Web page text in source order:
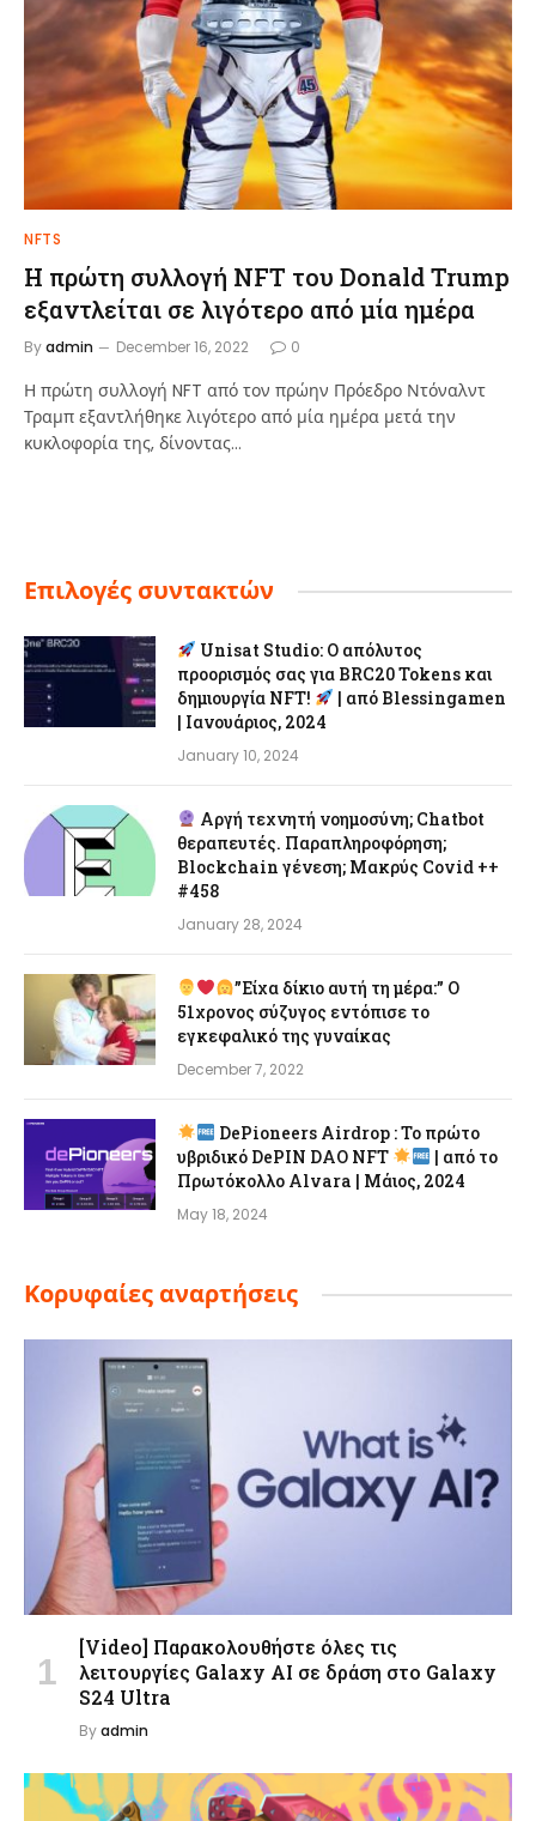
NFTS
Η πρώτη συλλογή NFT του Donald Trump
εξαντλείται σε λιγότερο από μία ημέρα
Byadmin December 16, 2022 0
Η πρώτη συλλογή NFT από τον πρώην Πρόεδρο Ντόναλντ
Τραμπ εξαντλήθηκε λιγότερο από μία ημέρα μετά την
κυκλοφορία της, δίνοντας…
Επιλογές συντακτών
Unisat Studio: Ο απόλυτος
προορισμός σας για BRC20 Tokens και
δημιουργία NFT!
| από Blessingamen
| Ιανουάριος, 2024
January 10, 2024
Αργή τεχνητή νοημοσύνη; Chatbot
θεραπευτές. Παραπληροφόρηση;
Blockchain γένεση; Μακρύς Covid ++
#458
January 28, 2024
”Είχα δίκιο αυτή τη μέρα:” Ο
51χρονος σύζυγος εντόπισε το
εγκεφαλικό της γυναίκας
December 7, 2022
DePioneers Airdrop : Το πρώτο
υβριδικό DePIN DAO NFT
| από το
Πρωτόκολλο Alvara | Μάιος, 2024
May 18, 2024
Κορυφαίες αναρτήσεις
[Video] Παρακολουθήστε όλες τις
λειτουργίες Galaxy AI σε δράση στο Galaxy
S24 Ultra
Byadmin